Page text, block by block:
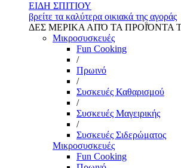
ΕΙΔΗ ΣΠΙΤΙΟΥ
βρείτε τα καλύτερα οικιακά της αγοράς
ΔΕΣ ΜΕΡΙΚΑ ΑΠΌ ΤΑ ΠΡΟΪΌΝΤΑ
Μικροσυσκευές
Fun Cooking
/
Πρωινό
/
Συσκευές Καθαρισμού
/
Συσκευές Μαγειρικής
/
Συσκευές Σιδερώματος
Μικροσυσκευές
Fun Cooking